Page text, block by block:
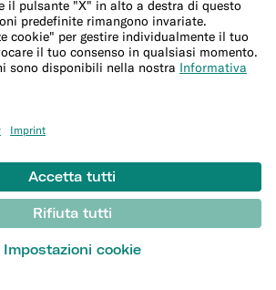
per expat
sulla Privacy